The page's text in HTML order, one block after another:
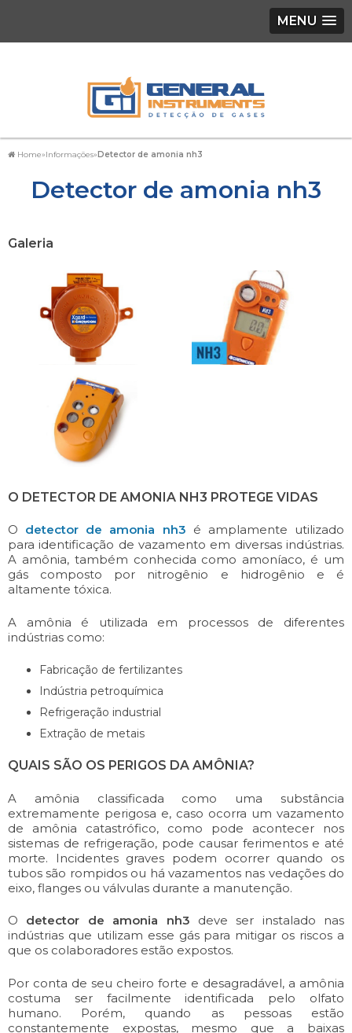
MENU
Home»Informações»Detector de amonia nh3
Detector de amonia nh3
Galeria
O DETECTOR DE AMONIA NH3 PROTEGE VIDAS
O detector de amonia nh3 é amplamente utilizado
para identificação de vazamento em diversas indústrias.
A amônia, também conhecida como amoníaco, é um
gás composto por nitrogênio e hidrogênio e é
altamente tóxica.
A amônia é utilizada em processos de diferentes
indústrias como:
Fabricação de fertilizantes
Indústria petroquímica
Refrigeração industrial
Extração de metais
QUAIS SÃO OS PERIGOS DA AMÔNIA?
A amônia classificada como uma substância
extremamente perigosa e, caso ocorra um vazamento
de amônia catastrófico, como pode acontecer nos
sistemas de refrigeração, pode causar ferimentos e até
morte. Incidentes graves podem ocorrer quando os
tubos são rompidos ou há vazamentos nas vedações do
eixo, flanges ou válvulas durante a manutenção.
O detector de amonia nh3 deve ser instalado nas
indústrias que utilizam esse gás para mitigar os riscos a
que os colaboradores estão expostos.
Por conta de seu cheiro forte e desagradável, a amônia
costuma ser facilmente identificada pelo olfato
humano. Porém, quando as pessoas estão
constantemente expostas, mesmo que a baixas